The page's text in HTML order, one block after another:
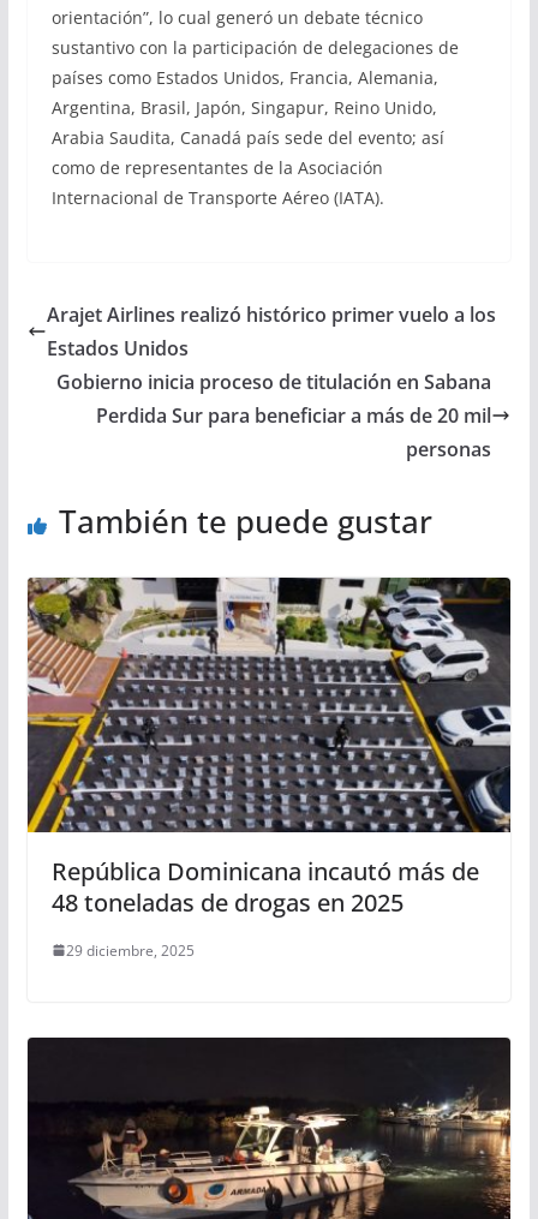
orientación”, lo cual generó un debate técnico
sustantivo con la participación de delegaciones de
países como Estados Unidos, Francia, Alemania,
Argentina, Brasil, Japón, Singapur, Reino Unido,
Arabia Saudita, Canadá país sede del evento; así
como de representantes de la Asociación
Internacional de Transporte Aéreo (IATA).
Arajet Airlines realizó histórico primer vuelo a los
Estados Unidos
Gobierno inicia proceso de titulación en Sabana
Perdida Sur para beneficiar a más de 20 mil
personas
También te puede gustar
República Dominicana incautó más de
48 toneladas de drogas en 2025
29 diciembre, 2025